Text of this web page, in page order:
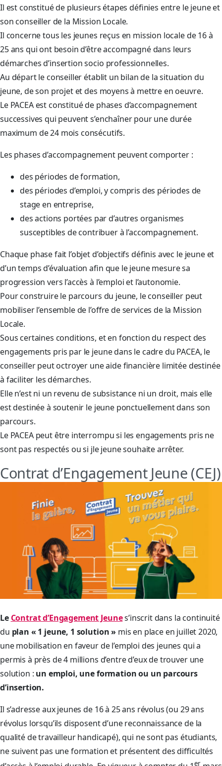
Il est constitué de plusieurs étapes définies entre le jeune et
son conseiller de la Mission Locale.
Il concerne tous les jeunes reçus en mission locale de 16 à
25 ans qui ont besoin d’être accompagné dans leurs
démarches d’insertion socio professionnelles.
Au départ le conseiller établit un bilan de la situation du
jeune, de son projet et des moyens à mettre en oeuvre.
Le PACEA est constitué de phases d’accompagnement
successives qui peuvent s’enchaîner pour une durée
maximum de 24 mois consécutifs.
Les phases d’accompagnement peuvent comporter :
des périodes de formation,
des périodes d’emploi, y compris des périodes de
stage en entreprise,
des actions portées par d’autres organismes
susceptibles de contribuer à l’accompagnement.
Chaque phase fait l’objet d’objectifs définis avec le jeune et
d’un temps d’évaluation afin que le jeune mesure sa
progression vers l’accès à l’emploi et l’autonomie.
Pour construire le parcours du jeune, le conseiller peut
mobiliser l’ensemble de l’offre de services de la Mission
Locale.
Sous certaines conditions, et en fonction du respect des
engagements pris par le jeune dans le cadre du PACEA, le
conseiller peut octroyer une aide financière limitée destinée
à faciliter les démarches.
Elle n’est ni un revenu de subsistance ni un droit, mais elle
est destinée à soutenir le jeune ponctuellement dans son
parcours.
Le PACEA peut être interrompu si les engagements pris ne
sont pas respectés ou si jle jeune souhaite arrêter.
Contrat d’Engagement Jeune (CEJ)
Le Contrat d’Engagement Jeunes’inscrit dans la continuité
du plan « 1 jeune, 1 solution » mis en place en juillet 2020,
une mobilisation en faveur de l’emploi des jeunes qui a
permis à près de 4 millions d’entre d’eux de trouver une
solution : un emploi, une formation ou un parcours
d’insertion.
Il s’adresse aux jeunes de 16 à 25 ans révolus (ou 29 ans
révolus lorsqu’ils disposent d’une reconnaissance de la
qualité de travailleur handicapé), qui ne sont pas étudiants,
ne suivent pas une formation et présentent des difficultés
er